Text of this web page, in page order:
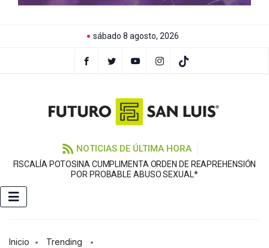
sábado 8 agosto, 2026
NOTICIAS DE ÚLTIMA HORA
FISCALÍA POTOSINA CUMPLIMENTA ORDEN DE REAPREHENSIÓN
POR PROBABLE ABUSO SEXUAL*
Inicio
Trending